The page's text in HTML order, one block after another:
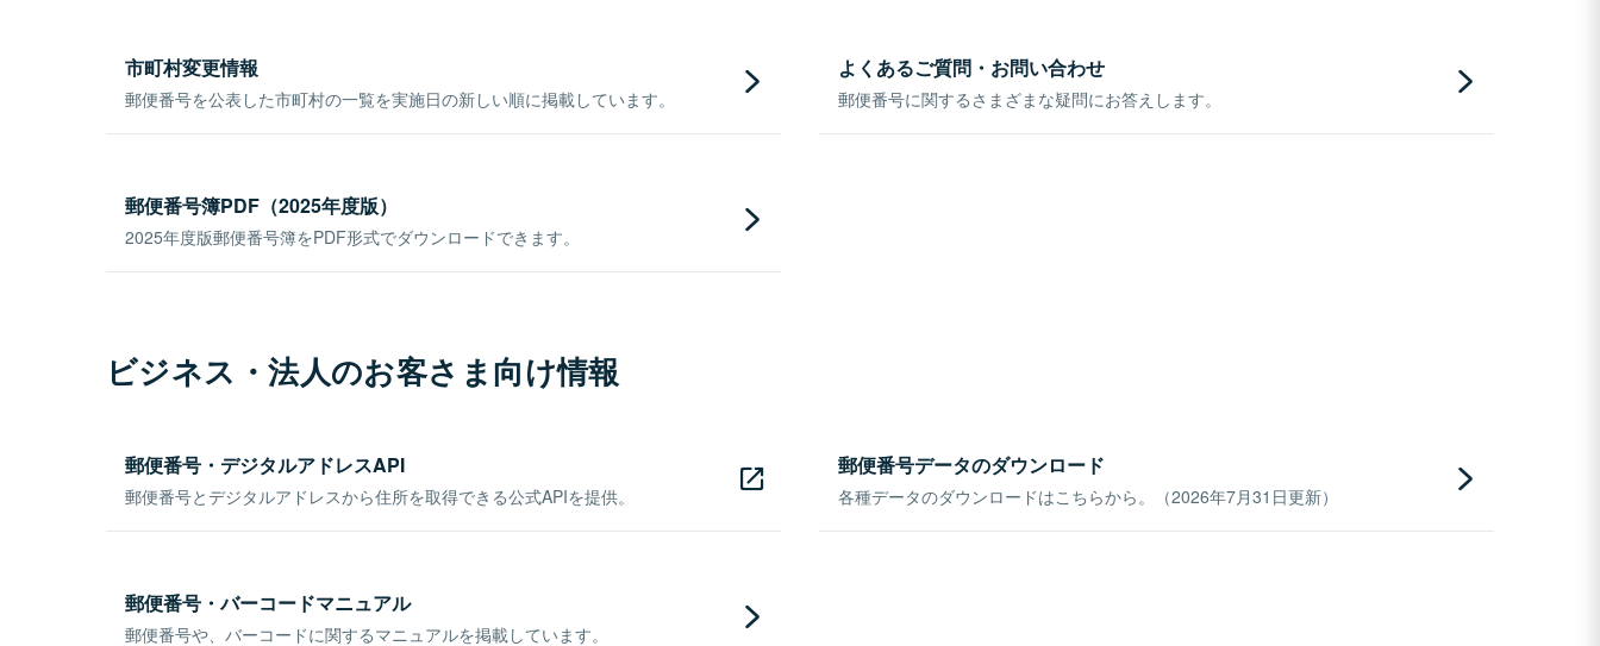
市町村変更情報
郵便番号を公表した市町村の一覧を実施日の新しい順に掲載しています。
よくあるご質問・お問い合わせ
郵便番号に関するさまざまな疑問にお答えします。
郵便番号簿PDF（2025年度版）
2025年度版郵便番号簿をPDF形式でダウンロードできます。
ビジネス・法人のお客さま向け情報
郵便番号・デジタルアドレスAPI
郵便番号とデジタルアドレスから住所を取得できる公式APIを提供。
郵便番号データのダウンロード
各種データのダウンロードはこちらから。（2026年7月31日更新）
郵便番号・バーコードマニュアル
郵便番号や、バーコードに関するマニュアルを掲載しています。